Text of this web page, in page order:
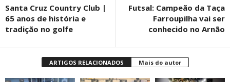
Santa Cruz Country Club |
65 anos de história e
tradição no golfe
Futsal: Campeão da Taça
Farroupilha vai ser
conhecido no Arnão
ARTIGOS RELACIONADOS Mais do autor